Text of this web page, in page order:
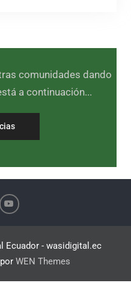
comunidades dando
a continuación...
Ecuador - wasidigital.ec
WEN Themes